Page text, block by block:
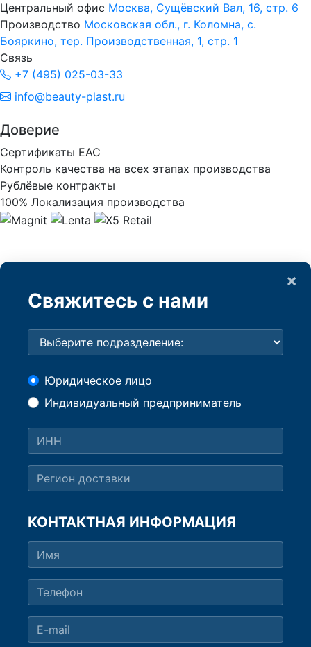
Центральный офис Москва, Сущёвский Вал, 16, стр. 6
Производство Московская обл., г. Коломна, с.
Бояркино, тер. Производственная, 1, стр. 1
Связь
+7 (495) 025-03-33
info@beauty-plast.ru
Доверие
Сертификаты ЕАС
Контроль качества на всех этапах производства
Рублёвые контракты
100% Локализация производства
×
Свяжитесь с нами
Юридическое лицо
Индивидуальный предприниматель
КОНТАКТНАЯ ИНФОРМАЦИЯ